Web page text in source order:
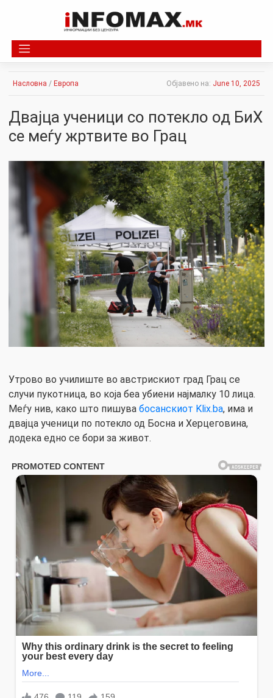
Насловна / Европа Објавено на: June 10, 2025
Двајца ученици со потекло од БиХ
се меѓу жртвите во Грац
Утрово во училиште во австрискиот град Грац се
случи пукотница, во која беа убиени најмалку 10 лица.
Меѓу нив, како што пишува босанскиот Klix.ba, има и
двајца ученици по потекло од Босна и Херцеговина,
додека едно се бори за живот.